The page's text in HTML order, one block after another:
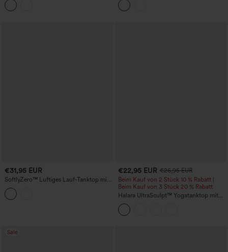
Cami mit Schnürung
Reißverschluss
€31,95 EUR
SoftlyZero™ Luftiges Lauf-Tanktop mit
herzförmigem Ausschnitt, überkreuzten
Trägern und integriertem BH, kühlender
Griff - UPF50+
€22,95 EUR €26,95 EUR
Beim Kauf von 2 Stück 10 % Rabatt |
Beim Kauf von 3 Stück 20 % Rabatt
Halara UltraSculpt™ Yogatanktop mit
Leopardenmuster, tiefem
Rundhalsausschnitt, integriertem BH
und überkreuztem Saum
Sale